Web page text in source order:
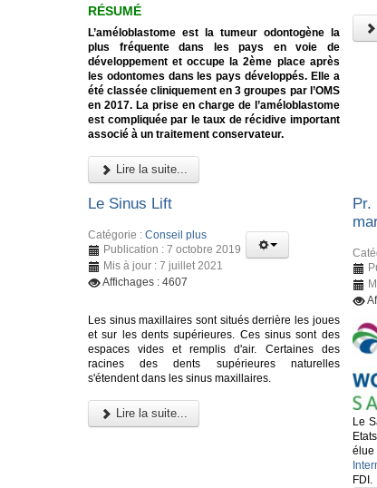
RÉSUMÉ
L’améloblastome est la tumeur odontogène la
plus fréquente dans les pays en voie de
développement et occupe la 2ème place après
les odontomes dans les pays développés. Elle a
été classée cliniquement en 3 groupes par l’OMS
en 2017. La prise en charge de l’améloblastome
est compliquée par le taux de récidive important
associé à un traitement conservateur.
Lire la suite...
Le Sinus Lift
Catégorie : Conseil plus
Publication : 7 octobre 2019
Mis à jour : 7 juillet 2021
Affichages : 4607
Les sinus maxillaires sont situés derrière les joues
et sur les dents supérieures. Ces sinus sont des
espaces vides et remplis d'air. Certaines des
racines des dents supérieures naturelles
s'étendent dans les sinus maxillaires.
Lire la suite...
Le
FDI.